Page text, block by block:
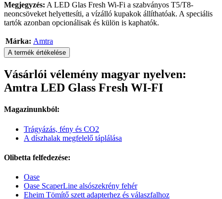
Megjegyzés: A LED Glas Fresh Wi-Fi a szabványos T5/T8-
neoncsöveket helyettesíti, a vízálló kupakok állíthatóak. A speciális
tartók azonban opcionálisak és külön is kaphatók.
Márka: Amtra
A termék értékelése
Vásárlói vélemény magyar nyelven:
Amtra LED Glass Fresh WI-FI
Magazinunkból:
Trágyázás, fény és CO2
A díszhalak megfelelő táplálása
Olibetta felfedezése:
Oase
Oase ScaperLine alsószekrény fehér
Eheim Tömítő szett adapterhez és válaszfalhoz